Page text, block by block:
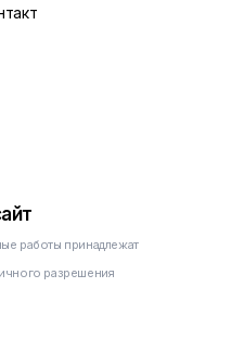
работы принадлежат
разрешения